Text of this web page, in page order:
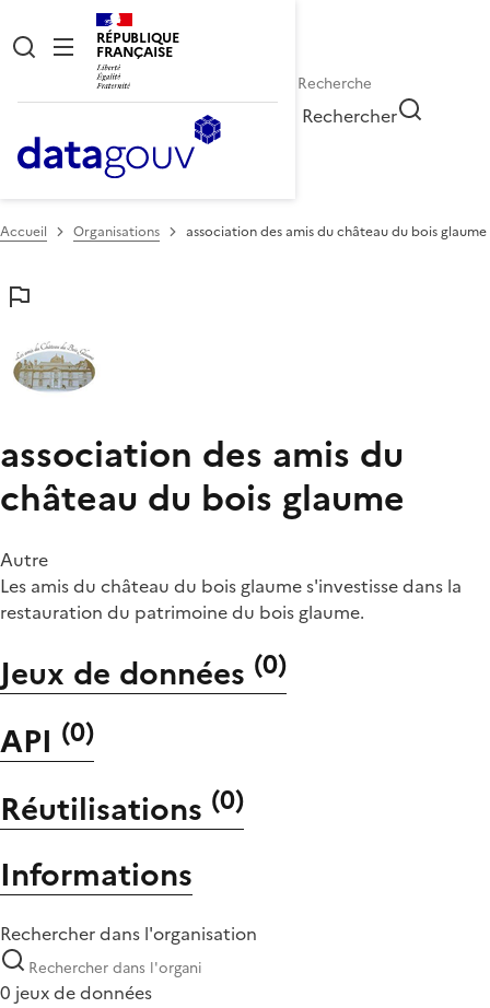
RÉPUBLIQUE
FRANÇAISE
Rechercher
Accueil Organisations association des amis du château du bois glaume
association des amis du
château du bois glaume
Autre
Les amis du château du bois glaume s'investisse dans la
restauration du patrimoine du bois glaume.
Jeux de données (0)
API (0)
Réutilisations (0)
Informations
Rechercher dans l'organisation
0 jeux de données